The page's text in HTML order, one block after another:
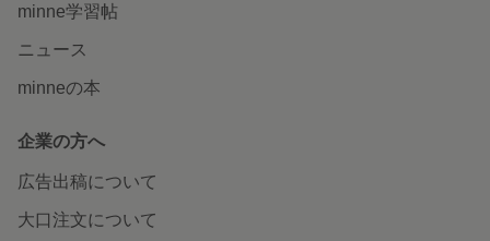
minne学習帖
ニュース
minneの本
企業の方へ
広告出稿について
大口注文について